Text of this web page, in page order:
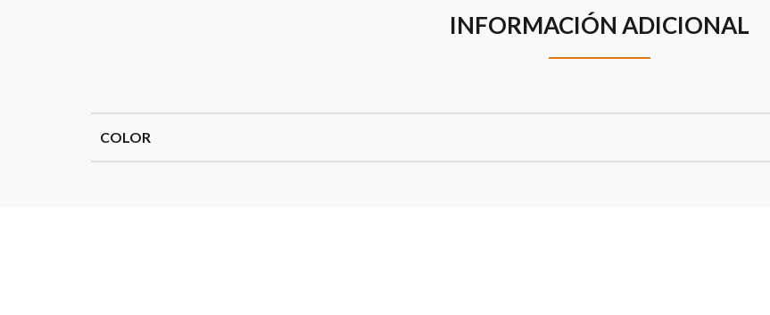
INFORMACIÓN ADICIONAL
COLOR